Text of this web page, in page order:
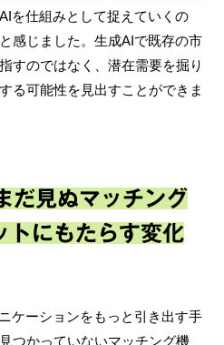
を仕組みとして捉えていくの
感じました。生成AIで既存の市
すのではなく、潜在需要を掘り
る可能性を見出すことができま
だ見ぬマッチング
トにもたらす変化
ケーションをもっと引き出す手
つかっていないマッチング機